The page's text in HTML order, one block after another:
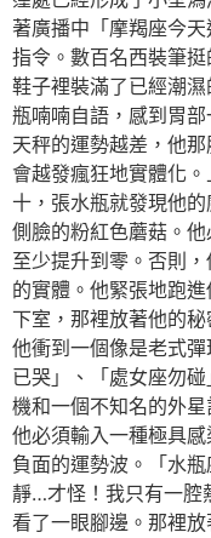
著廣播中「摩羯座今
指令。數百名西裝筆
鞋子裡裝滿了已經潮
瓶喃喃自語，感到胃
天秤的運勢越差，他
會越發瘋狂地實體化
十，張水瓶就發現他
側臉的粉紅色蘑菇。
至少提升到零。否則
的實體。他緊張地跑
下室，那裡放著他的秘
他衝到一個像是老式
已哭」、「處女座勿
機和一個不知名的外
他必須輸入一種極具
負面的運勢波。「水
靜…才怪！我只有一腔
看了一眼腳邊。那裡